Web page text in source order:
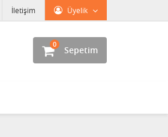
Üyelik
İletişim
Sepetim
0